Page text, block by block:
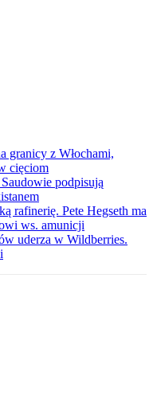
granicy z Włochami,
cięciom
podpisują
rafinerię. Pete Hegseth ma
ws. amunicji
uderza w Wildberries.